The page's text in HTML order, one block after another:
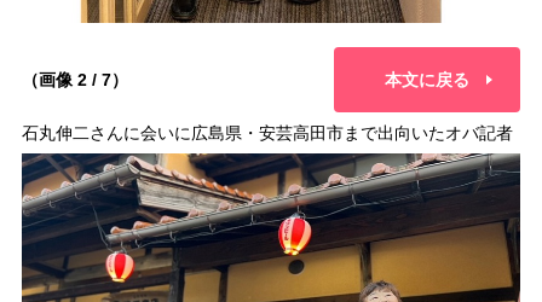
（画像 2 / 7） 本文に戻る
石丸伸二さんに会いに広島県・安芸高田市まで出向いたオバ記者